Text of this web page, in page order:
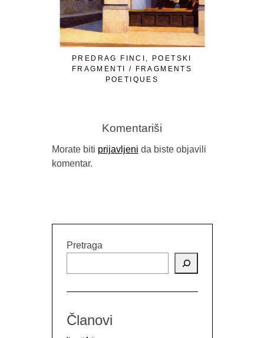
PREDRAG FINCI, POETSKI
FRAGMENTI / FRAGMENTS
POETIQUES
Komentariši
Morate biti prijavljeni da biste objavili
komentar.
Pretraga
Članovi